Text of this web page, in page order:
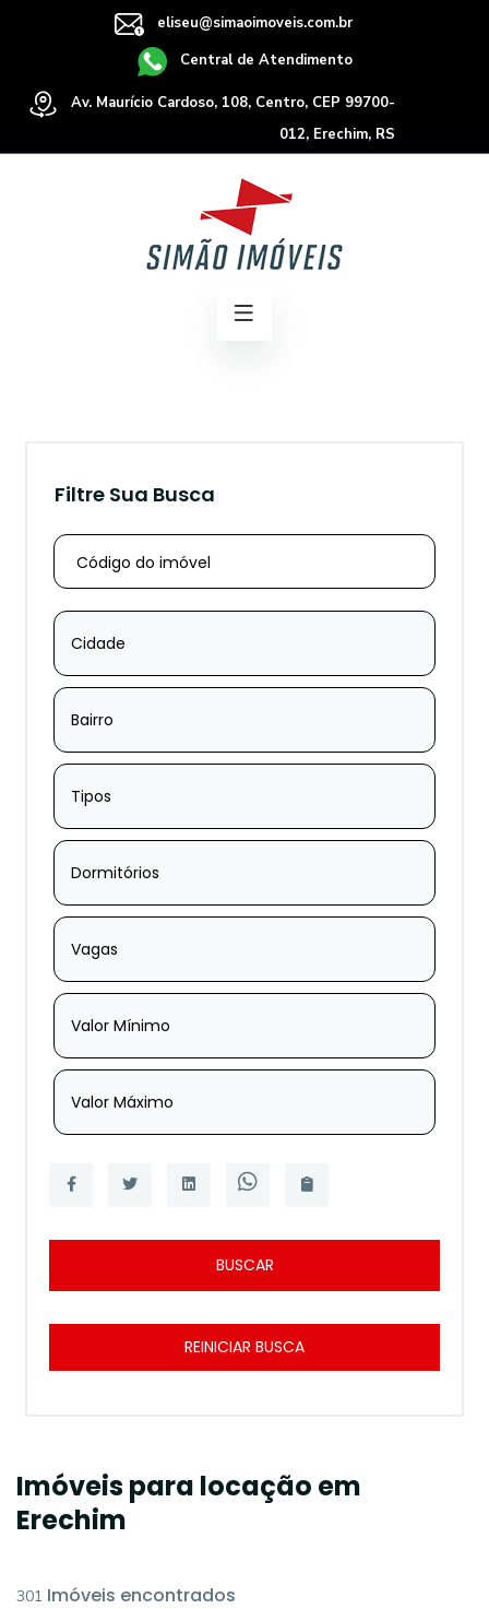
eliseu@simaoimoveis.com.br
Central de Atendimento
Av. Maurício Cardoso, 108, Centro, CEP 99700-
012, Erechim, RS
Filtre Sua Busca
Cidade
Bairro
Tipos
Dormitórios
Vagas
Valor Mínimo
Valor Máximo
BUSCAR
REINICIAR BUSCA
Imóveis para locação em
Erechim
301 Imóveis encontrados